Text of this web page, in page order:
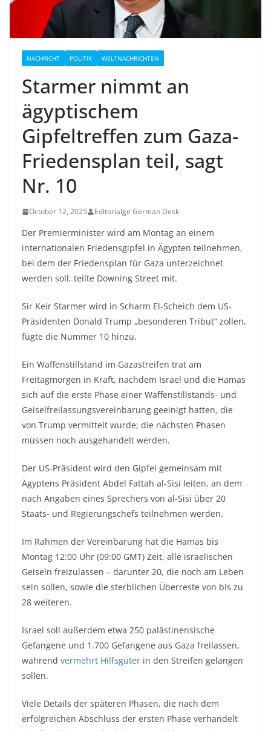
NACHRICHT POLITIK WELTNACHRICHTEN
Starmer nimmt an
ägyptischem
Gipfeltreffen zum Gaza-
Friedensplan teil, sagt
Nr. 10
October 12, 2025 Editorialge German Desk
Der Premierminister wird am Montag an einem
internationalen Friedensgipfel in Ägypten teilnehmen,
bei dem der Friedensplan für Gaza unterzeichnet
werden soll, teilte Downing Street mit.
Sir Keir Starmer wird in Scharm El-Scheich dem US-
Präsidenten Donald Trump „besonderen Tribut“ zollen,
fügte die Nummer 10 hinzu.
Ein Waffenstillstand im Gazastreifen trat am
Freitagmorgen in Kraft, nachdem Israel und die Hamas
sich auf die erste Phase einer Waffenstillstands- und
Geiselfreilassungsvereinbarung geeinigt hatten, die
von Trump vermittelt wurde; die nächsten Phasen
müssen noch ausgehandelt werden.
Der US-Präsident wird den Gipfel gemeinsam mit
Ägyptens Präsident Abdel Fattah al-Sisi leiten, an dem
nach Angaben eines Sprechers von al-Sisi über 20
Staats- und Regierungschefs teilnehmen werden.
Im Rahmen der Vereinbarung hat die Hamas bis
Montag 12:00 Uhr (09:00 GMT) Zeit, alle israelischen
Geiseln freizulassen – darunter 20, die noch am Leben
sein sollen, sowie die sterblichen Überreste von bis zu
28 weiteren.
Israel soll außerdem etwa 250 palästinensische
Gefangene und 1.700 Gefangene aus Gaza freilassen,
während vermehrt Hilfsgüter in den Streifen gelangen
sollen.
Viele Details der späteren Phasen, die nach dem
erfolgreichen Abschluss der ersten Phase verhandelt